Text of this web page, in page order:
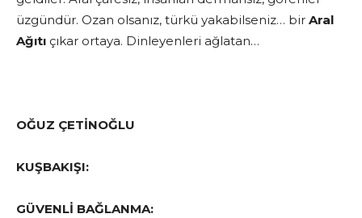
üzgündür. Ozan olsanız, türkü yakabilseniz… bir Aral
Ağıtı çıkar ortaya. Dinleyenleri ağlatan…
OĞUZ ÇETİNOĞLU
KUŞBAKIŞI:
GÜVENLİ BAĞLANMA: